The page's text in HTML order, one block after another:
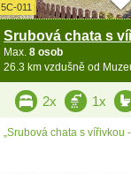
5C-011
Max. 8 osob
26.3 km vzdušně od
2x 1x
„Srubová chata s vířivkou